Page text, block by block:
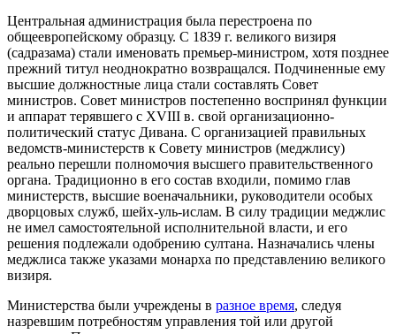
Центральная администрация была перестроена по
общеевропейскому образцу. С 1839 г. великого визиря
(садразама) стали именовать премьер-министром, хотя позднее
прежний титул неоднократно возвращался. Подчиненные ему
высшие должностные лица стали составлять Совет
министров. Совет министров постепенно воспринял функции
и аппарат терявшего с XVIII в. свой организационно-
политический статус Дивана. С организацией правильных
ведомств-министерств к Совету министров (меджлису)
реально перешли полномочия высшего правительственного
органа. Традиционно в его состав входили, помимо глав
министерств, высшие военачальники, руководители особых
дворцовых служб, шейх-уль-ислам. В силу традиции меджлис
не имел самостоятельной исполнительной власти, и его
решения подлежали одобрению султана. Назначались члены
меджлиса также указами монарха по представлению великого
визиря.
Министерства были учреждены в разное время, следуя
назревшим потребностям управления той или другой